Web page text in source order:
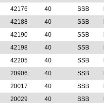
42176 40 SSB
42188 40 SSB
42190 40 SSB
42198 40 SSB
42205 40 SSB
20906 40 SSB
20017 40 SSB
20029 40 SSB